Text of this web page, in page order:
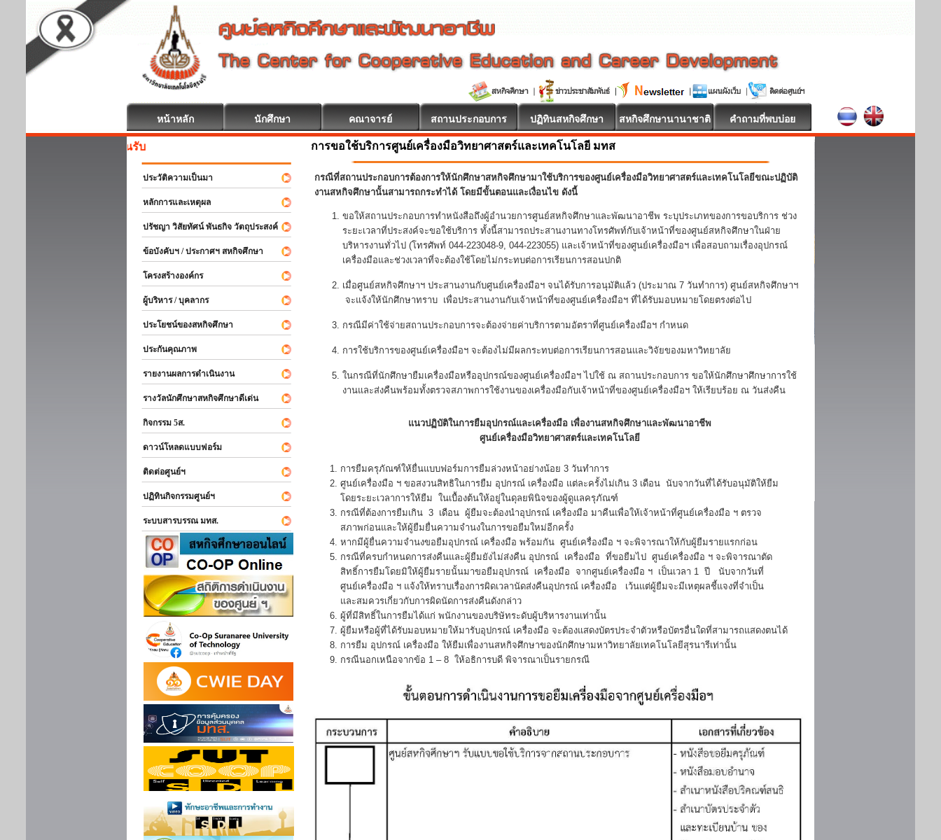
หน้าหลัก นักศึกษา คณาจารย์ สถานประกอบการ ปฏิทินสหกิจศึกษา สหกิจศึกษานานาชาติ คำถามที่พบบ่อย
สหกิจศึกษา ยินดีต้อนรับ
ประวัติความเป็นมา
หลักการและเหตุผล
ปรัชญา วิสัยทัศน์ พันธกิจ วัตถุประสงค์
ข้อบังคับฯ / ประกาศฯ สหกิจศึกษา
โครงสร้างองค์กร
ผู้บริหาร / บุคลากร
ประโยชน์ของสหกิจศึกษา
ประกันคุณภาพ
รายงานผลการดำเนินงาน
รางวัลนักศึกษาสหกิจศึกษาดีเด่น
กิจกรรม 5ส.
ดาวน์โหลดแบบฟอร์ม
ติดต่อศูนย์ฯ
ปฏิทินกิจกรรมศูนย์ฯ
ระบบสารบรรณ มทส.
การขอใช้บริการศูนย์เครื่องมือวิทยาศาสตร์และเทคโนโลยี มทส
กรณีที่สถานประกอบการต้องการให้นักศึกษาสหกิจศึกษามาใช้บริการของศูนย์เครื่องมือวิทยาศาสตร์และเทคโนโลยีขณะปฏิบัติ
งานสหกิจศึกษานั้นสามารถกระทำได้ โดยมีขั้นตอนและเงื่อนไข ดังนี้
ขอให้สถานประกอบการทำหนังสือถึงผู้อำนวยการศูนย์สหกิจศึกษาและพัฒนาอาชีพ ระบุประเภทของการขอบริการ ช่วง
ระยะเวลาที่ประสงค์จะขอใช้บริการ ทั้งนี้สามารถประสานงานทางโทรศัพท์กับเจ้าหน้าที่ของศูนย์สหกิจศึกษาในฝ่าย
บริหารงานทั่วไป (โทรศัพท์ 044-223048-9, 044-223055) และเจ้าหน้าที่ของศูนย์เครื่องมือฯ เพื่อสอบถามเรื่องอุปกรณ์
เครื่องมือและช่วงเวลาที่จะต้องใช้โดยไม่กระทบต่อการเรียนการสอนปกติ
เมื่อศูนย์สหกิจศึกษาฯ ประสานงานกับศูนย์เครื่องมือฯ จนได้รับการอนุมัติแล้ว (ประมาณ 7 วันทำการ) ศูนย์สหกิจศึกษาฯ
จะแจ้งให้นักศึกษาทราบ เพื่อประสานงานกับเจ้าหน้าที่ของศูนย์เครื่องมือฯ ที่ได้รับมอบหมายโดยตรงต่อไป
กรณีมีค่าใช้จ่ายสถานประกอบการจะต้องจ่ายค่าบริการตามอัตราที่ศูนย์เครื่องมือฯ กำหนด
การใช้บริการของศูนย์เครื่องมือฯ จะต้องไม่มีผลกระทบต่อการเรียนการสอนและวิจัยของมหาวิทยาลัย
ในกรณีที่นักศึกษายืมเครื่องมือหรืออุปกรณ์ของศูนย์เครื่องมือฯ ไปใช้ ณ สถานประกอบการ ขอให้นักศึกษาศึกษาการใช้
งานและส่งคืนพร้อมทั้งตรวจสภาพการใช้งานของเครื่องมือกับเจ้าหน้าที่ของศูนย์เครื่องมือฯ ให้เรียบร้อย ณ วันส่งคืน
แนวปฏิบัติในการยืมอุปกรณ์และเครื่องมือ เพื่องานสหกิจศึกษาและพัฒนาอาชีพ
ศูนย์เครื่องมือวิทยาศาสตร์และเทคโนโลยี
การยืมครุภัณฑ์ให้ยื่นแบบฟอร์มการยืมล่วงหน้าอย่างน้อย 3 วันทำการ
ศูนย์เครื่องมือ ฯ ขอสงวนสิทธิในการยืม อุปกรณ์ เครื่องมือ แต่ละครั้งไม่เกิน 3 เดือน นับจากวันที่ได้รับอนุมัติให้ยืม
โดยระยะเวลาการให้ยืม ในเบื้องต้นให้อยู่ในดุลยพินิจของผู้ดูแลครุภัณฑ์
กรณีที่ต้องการยืมเกิน 3 เดือน ผู้ยืมจะต้องนำอุปกรณ์ เครื่องมือ มาคืนเพื่อให้เจ้าหน้าที่ศูนย์เครื่องมือ ฯ ตรวจ
สภาพก่อนและให้ผู้ยืมยื่นความจำนงในการขอยืมใหม่อีกครั้ง
หากมีผู้ยื่นความจำนงขอยืมอุปกรณ์ เครื่องมือ พร้อมกัน ศูนย์เครื่องมือ ฯ จะพิจารณาให้กับผู้ยืมรายแรกก่อน
กรณีที่ครบกำหนดการส่งคืนและผู้ยืมยังไม่ส่งคืน อุปกรณ์ เครื่องมือ ที่ขอยืมไป ศูนย์เครื่องมือ ฯ จะพิจารณาตัด
สิทธิ์การยืมโดยมิให้ผู้ยืมรายนั้นมาขอยืมอุปกรณ์ เครื่องมือ จากศูนย์เครื่องมือ ฯ เป็นเวลา 1 ปี นับจากวันที่
ศูนย์เครื่องมือ ฯ แจ้งให้ทราบเรื่องการผิดเวลานัดส่งคืนอุปกรณ์ เครื่องมือ เว้นแต่ผู้ยืมจะมีเหตุผลชี้แจงที่จำเป็น
และสมควรเกี่ยวกับการผิดนัดการส่งคืนดังกล่าว
ผู้ที่มีสิทธิ์ในการยืมได้แก่ พนักงานของบริษัทระดับผู้บริหารงานเท่านั้น
ผู้ยืมหรือผู้ที่ได้รับมอบหมายให้มารับอุปกรณ์ เครื่องมือ จะต้องแสดงบัตรประจำตัวหรือบัตรอื่นใดที่สามารถแสดงตนได้
การยืม อุปกรณ์ เครื่องมือ ให้ยืมเพื่องานสหกิจศึกษาของนักศึกษามหาวิทยาลัยเทคโนโลยีสุรนารีเท่านั้น
กรณีนอกเหนือจากข้อ 1 – 8 ให้อธิการบดี พิจารณาเป็นรายกรณี